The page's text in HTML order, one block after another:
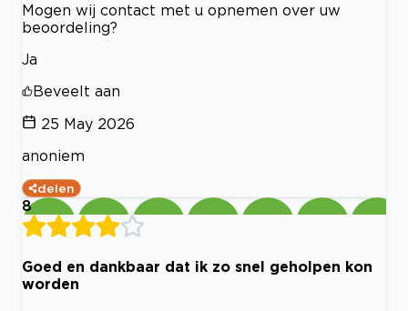
Mogen wij contact met u opnemen over uw
beoordeling?
Ja
Beveelt aan
25 May 2026
anoniem
delen
8
Goed en dankbaar dat ik zo snel geholpen kon
worden